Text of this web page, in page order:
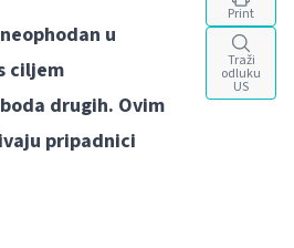
u
ciljem
drugih. Ovim
pripadnici
Print
Traži
odluku
US